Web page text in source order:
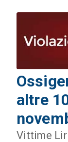
altre
Vittime